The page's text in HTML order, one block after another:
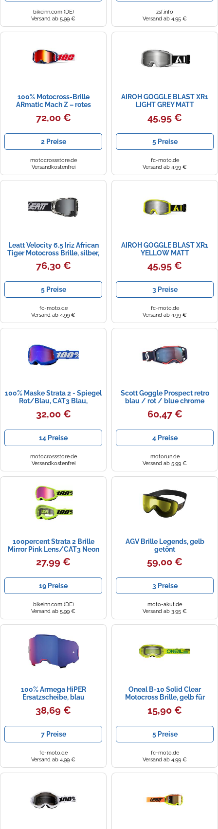
bikeinn.com (DE)
Versand ab 5,99 €
zsf.info
Versand ab 4,95 €
100% Motocross-Brille
ARmatic Mach Z – rotes
verspiegeltes Plexiglas
72,00 €
2 Preise
motocrossstore.de
Versandkostenfrei
AIROH GOGGLE BLAST XR1
LIGHT GREY MATT
45,95 €
5 Preise
fc-moto.de
Versand ab 4,99 €
Leatt Velocity 6.5 Iriz African
Tiger Motocross Brille, silber,
Einheitsgröße
76,30 €
5 Preise
fc-moto.de
Versand ab 4,99 €
AIROH GOGGLE BLAST XR1
YELLOW MATT
45,95 €
3 Preise
fc-moto.de
Versand ab 4,99 €
100% Maske Strata 2 - Spiegel
Rot/Blau, CAT3 Blau,
Einheitsgröße
32,00 €
14 Preise
motocrossstore.de
Versandkostenfrei
Scott Goggle Prospect retro
blau / rot / blue chrome
60,47 €
4 Preise
motorun.de
Versand ab 5,99 €
100percent Strata 2 Brille
Mirror Pink Lens/CAT3 Neon
27,99 €
19 Preise
bikeinn.com (DE)
Versand ab 5,99 €
AGV Brille Legends, gelb
getönt
59,00 €
3 Preise
moto-akut.de
Versand ab 3,95 €
100% Armega HiPER
Ersatzscheibe, blau
verspiegelt
38,69 €
7 Preise
fc-moto.de
Versand ab 4,99 €
Oneal B-10 Solid Clear
Motocross Brille, gelb für
Männer
15,90 €
5 Preise
fc-moto.de
Versand ab 4,99 €